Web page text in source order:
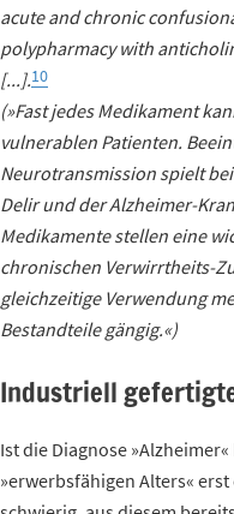
acute and chronic
polypharmacy with
[...].10
(»Fast jedes Medikament
vulnerablen Patienten.
Neurotransmission spielt
Delir und der Alzheimer-
Medikamente stellen eine
chronischen Verwirrtheits-
gleichzeitige Verwendung
Bestandteile gängig.«)
Industriell
Ist die Diagnose
»erwerbsfähigen Alters«